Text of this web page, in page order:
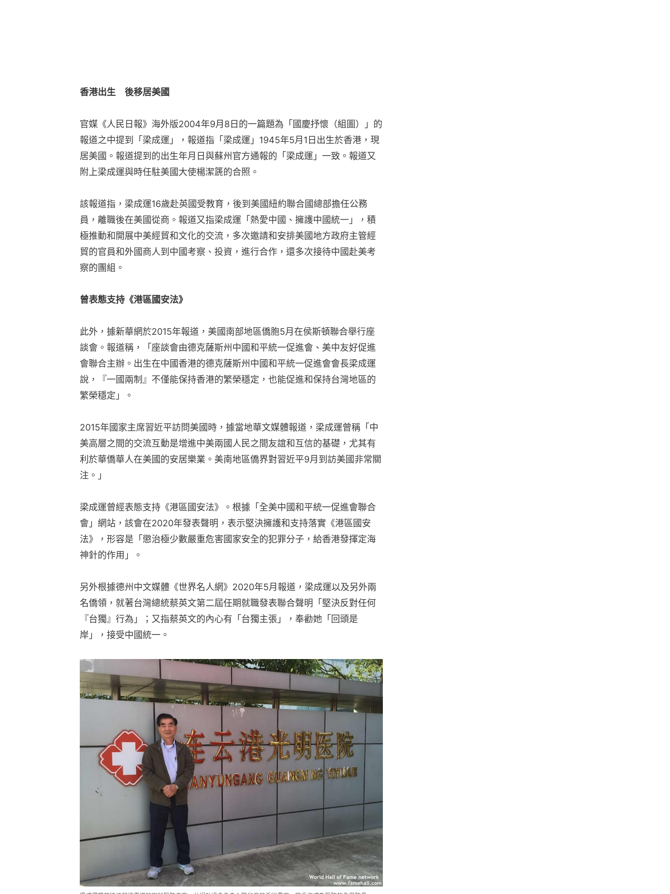
香港出生　後移居美國
官媒《人民日報》海外版2004年9月8日的一篇題為「國慶抒懷（組圖）」的
報道之中提到「梁成運」，報道指「梁成運」1945年5月1日出生於香港，現
居美國。報道提到的出生年月日與蘇州官方通報的「梁成運」一致。報道又
附上梁成運與時任駐美國大使楊潔篪的合照。
該報道指，梁成運16歲赴英國受教育，後到美國紐約聯合國總部擔任公務
員，離職後在美國從商。報道又指梁成運「熱愛中國、擁護中國統一」，積
極推動和開展中美經貿和文化的交流，多次邀請和安排美國地方政府主管經
貿的官員和外國商人到中國考察、投資，進行合作，還多次接待中國赴美考
察的團組。
曾表態支持《港區國安法》
此外，據新華網於2015年報道，美國南部地區僑胞5月在侯斯頓聯合舉行座
談會。報道稱，「座談會由德克薩斯州中國和平統一促進會、美中友好促進
會聯合主辦。出生在中國香港的德克薩斯州中國和平統一促進會會長梁成運
說，『一國兩制』不僅能保持香港的繁榮穩定，也能促進和保持台灣地區的
繁榮穩定」。
2015年國家主席習近平訪問美國時，據當地華文媒體報道，梁成運曾稱「中
美高層之間的交流互動是增進中美兩國人民之間友誼和互信的基礎，尤其有
利於華僑華人在美國的安居樂業。美南地區僑界對習近平9月到訪美國非常關
注。」
梁成運曾經表態支持《港區國安法》。根據「全美中國和平統一促進會聯合
會」網站，該會在2020年發表聲明，表示堅決擁護和支持落實《港區國安
法》，形容是「懲治極少數嚴重危害國家安全的犯罪分子，給香港發揮定海
神針的作用」。
另外根據德州中文媒體《世界名人網》2020年5月報道，梁成運以及另外兩
名僑領，就著台灣總統蔡英文第二屆任期就職發表聯合聲明「堅決反對任何
『台獨』行為」；又指蔡英文的內心有「台獨主張」，奉勸她「回頭是
岸」，接受中國統一。